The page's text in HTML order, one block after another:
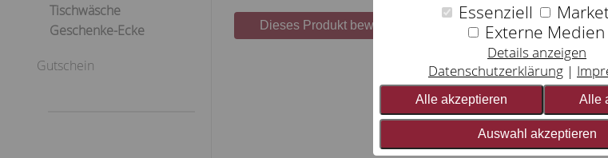
Tischwäsche
Geschenke-Ecke
Gutschein
Dieses Produkt bewerten
Essenziell
Externe Medien
Details anzeigen
Datenschutzerklärung
Alle akzeptieren Alle
Auswahl akzeptieren